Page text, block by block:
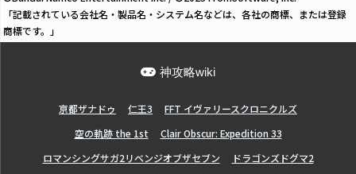
「記載されている会社名・製品名・システム名などは、各社の商標、または登録
商標です。」
神攻略wiki
亰都ザナドゥ 仁王3
FFT イヴァリースクロニクルズ
空の軌跡 the 1st
Clair Obscur: Expedition 33
ロマンシングサガ2リベンジオブザセブン
ドラゴンズドグマ2